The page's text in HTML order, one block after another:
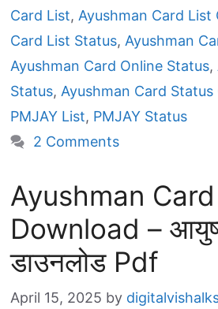
Card List, Ayushman Card List
Card List Status, Ayushman
Ayushman Card Online Status,
Status, Ayushman Card Status
PMJAY List, PMJAY Status
2 Comments
Ayushman Card
Download –
डाउनलोड Pdf
April 15, 2025 by